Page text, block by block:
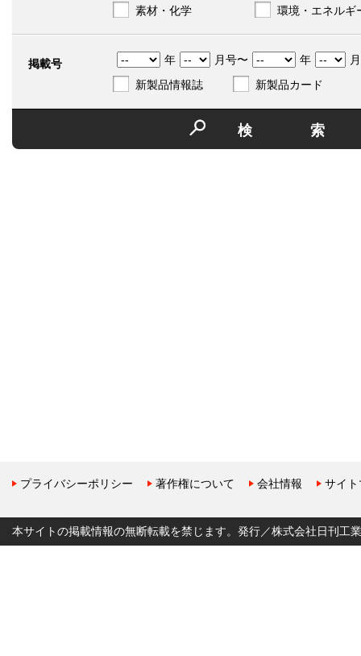
素材・化学
環境・エネルギ
掲載号 年 月号〜 年
新製品情報誌
新製品カード
検
プライバシーポリシー 著作権について 会社情報 サイ
本サイトの掲載情報の無断転載を禁じます。発行／株式会社日刊